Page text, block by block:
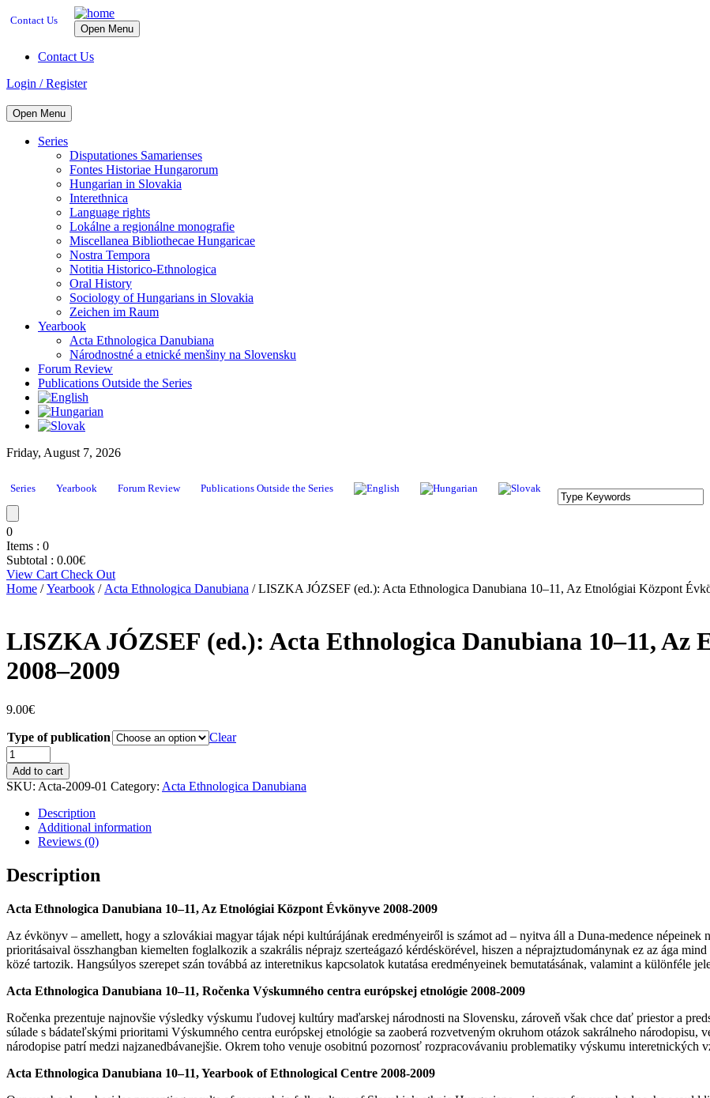
Contact Us
Open Menu
Contact Us
Login / Register
Open Menu
Series
Disputationes Samarienses
Fontes Historiae Hungarorum
Hungarian in Slovakia
Interethnica
Language rights
Lokálne a regionálne monografie
Miscellanea Bibliothecae Hungaricae
Nostra Tempora
Notitia Historico-Ethnologica
Oral History
Sociology of Hungarians in Slovakia
Zeichen im Raum
Yearbook
Acta Ethnologica Danubiana
Národnostné a etnické menšiny na Slovensku
Forum Review
Publications Outside the Series
Friday, August 7, 2026
Series Yearbook Forum Review Publications Outside the Series
0
Items : 0
Subtotal : 0.00€
View Cart Check Out
Home /Yearbook / Acta Ethnologica Danubiana / LISZKA JÓZSEF (ed.): Acta Ethnologica Danubiana 10–11, Az Etnológiai Központ
LISZKA JÓZSEF (ed.): Acta Ethnologica Danubiana 10–11, Az
2008–2009
9.00€
Type of publication
Clear
LISZKA
JÓZSEF
(ed.):
Acta
Ethnologica
Danubiana
Az
Etnológiai
Évkönyve
2009
quantity
Add to cart
SKU: Acta-2009-01 Category: Acta Ethnologica Danubiana
Description
Additional information
Reviews (0)
Description
Acta Ethnologica Danubiana 10–11, Az Etnológiai Központ Évkönyve 2008-2009
Az évkönyv – amellett, hogy a szlovákiai magyar tájak népi kultúrájának eredményeiről is számot ad – nyitva áll a Duna-medence
prioritásaival összhangban kiemelten foglalkozik a szakrális néprajz szerteágazó kérdéskörével, hiszen a néprajztudománynak ez az ága
közé tartozik. Hangsúlyos szerepet szán továbbá az interetnikus kapcsolatok kutatása eredményeinek bemutatásának, valamint a különféle
Acta Ethnologica Danubiana 10–11, Ročenka Výskumného centra európskej etnológie 2008-2009
Ročenka prezentuje najnovšie výsledky výskumu ľudovej kultúry maďarskej národnosti na Slovensku, zároveň však chce dať priestor a
súlade s bádateľskými prioritami Výskumného centra európskej etnológie sa zaoberá rozvetveným okruhom otázok sakrálneho
národopise patrí medzi najzanedbávanejšie. Okrem toho venuje osobitnú pozornosť rozpracovávaniu problematiky výskumu interetnických
Acta Ethnologica Danubiana 10–11, Yearbook of Ethnological Centre 2008-2009